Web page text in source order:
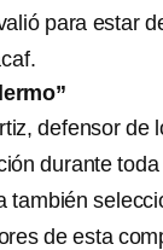
para estar
defensor de
durante
también
de esta